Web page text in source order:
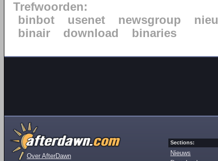
Trefwoorden:
binbot
usenet newsgroup
binair
download binaries
Over AfterDawn
Sections:
Nieuws